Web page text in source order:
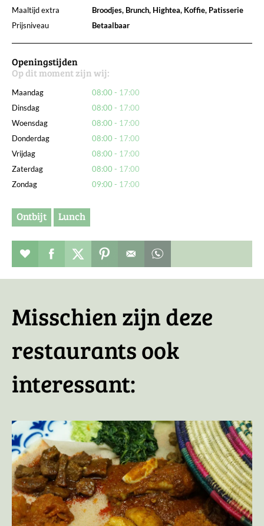
Maaltijd extra
Broodjes, Brunch, Hightea, Koffie, Patisserie
Prijsniveau
Betaalbaar
Openingstijden
Op dit moment zijn wij:
Maandag 08:00
17:00
Dinsdag
08:00
17:00
Woensdag
08:00
17:00
Donderdag
08:00
17:00
Vrijdag
08:00
17:00
Zaterdag
08:00
17:00
Zondag
09:00 17:00
Ontbijt Lunch
Restaurant toevoegen aan favorieten
Deel dit op facebook
Deel dit op twitter
Deel dit op pinterest
Misschien zijn deze
restaurants ook
interessant: